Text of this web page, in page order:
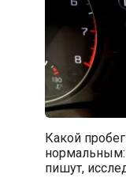
Какой
нормальным:
пишут,